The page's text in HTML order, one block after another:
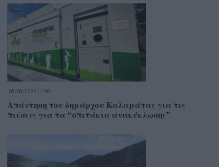
05/08/2026 11:00
Απάντηση του δημάρχου Καλαμάτας για τις
πιέσεις για τα “σπιτάκια ανακύκλωσης”